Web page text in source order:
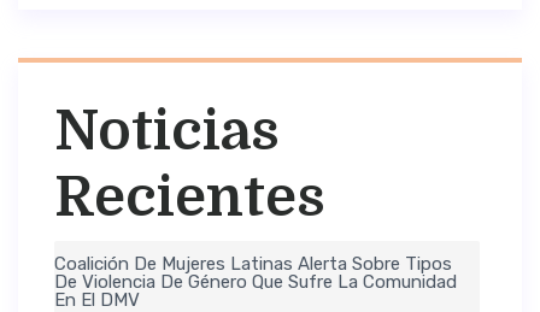
Noticias
Recientes
Coalición De Mujeres Latinas Alerta Sobre Tipos
De Violencia De Género Que Sufre La Comunidad
En El DMV